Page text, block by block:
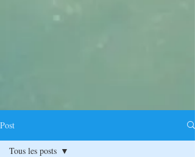
Post
Tous les posts